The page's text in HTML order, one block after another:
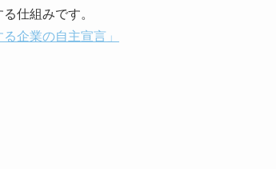
仕組みです。
企業の自主宣言」